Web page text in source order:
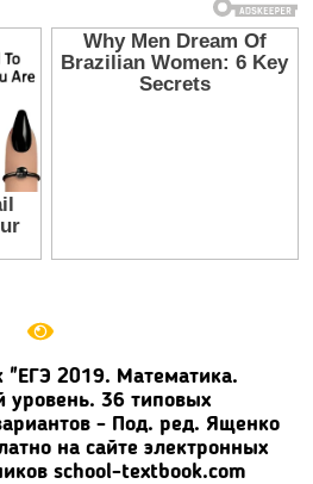
"ЕГЭ 2019. Математика.
36 типовых
- Под. ред. Ященко
на сайте электронных
school-textbook.com